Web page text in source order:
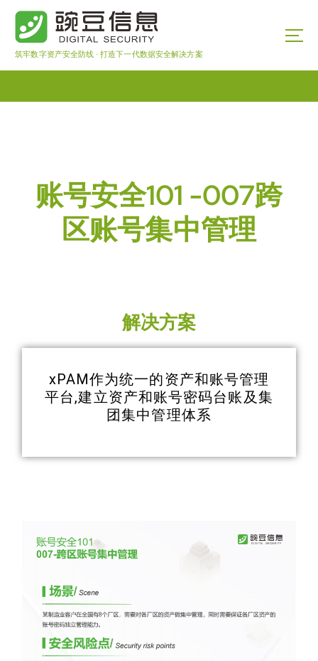
筑牢数字资产安全防线 · 打造下一代数据安全解决方案
账号安全101 -007跨
区账号集中管理
解决方案
xPAM作为统一的资产和账号管理
平台,建立资产和账号密码台账及集
团集中管理体系